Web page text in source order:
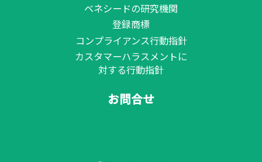
ベネシードの研究機関
登録商標
コンプライアンス行動指針
カスタマーハラスメントに
対する行動指針
お問合せ